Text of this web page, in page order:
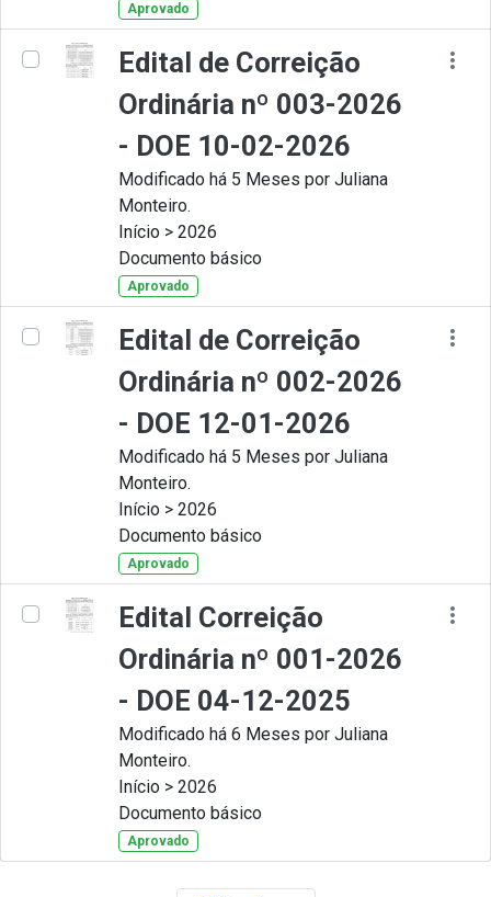
Aprovado
Edital de Correição
Ordinária nº 003-2026
- DOE 10-02-2026
Modificado há 5 Meses por Juliana
Monteiro.
Início > 2026
Documento básico
Aprovado
Edital de Correição
Ordinária nº 002-2026
- DOE 12-01-2026
Modificado há 5 Meses por Juliana
Monteiro.
Início > 2026
Documento básico
Aprovado
Edital Correição
Ordinária nº 001-2026
- DOE 04-12-2025
Modificado há 6 Meses por Juliana
Monteiro.
Início > 2026
Documento básico
Aprovado